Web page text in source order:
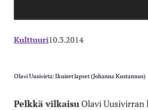
Kulttuuri10.3.2014
Olavi Uusivirta: Ikuiset lapset (Johanna Kustannus)
Pelkkä vilkaisu Olavi Uusivirran